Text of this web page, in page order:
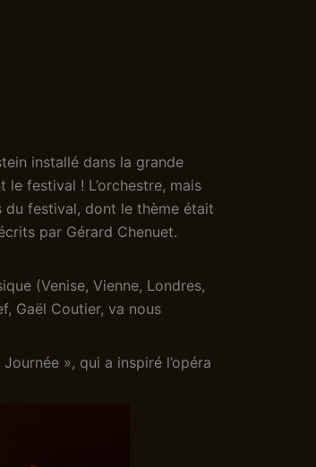
installé dans la grande
festival ! L’orchestre, mais
du festival, dont le thème était
par Gérard Chenuet.
(Venise, Vienne, Londres,
Gaël Coutier, va nous
», qui a inspiré l’opéra